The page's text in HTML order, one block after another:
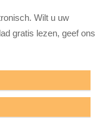
Wilt u uw
gratis lezen, geef ons